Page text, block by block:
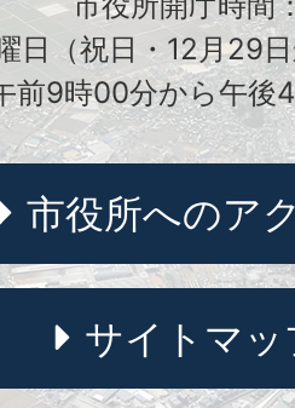
日（祝日・12月29
前9時00分から午後
市役所へのア
サイトマッ